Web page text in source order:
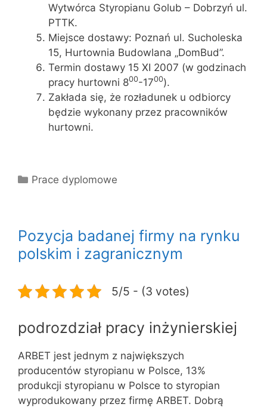
Wytwórca Styropianu Golub – Dobrzyń ul.
PTTK.
Miejsce dostawy: Poznań ul. Sucholeska
15, Hurtownia Budowlana „DomBud”.
Termin dostawy 15 XI 2007 (w godzinach
pracy hurtowni 800-1700).
Zakłada się, że rozładunek u odbiorcy
będzie wykonany przez pracowników
hurtowni.
Kategorie
Prace dyplomowe
Pozycja badanej firmy na rynku
polskim i zagranicznym
5/5 - (3 votes)
podrozdział pracy inżynierskiej
ARBET jest jednym z największych
producentów styropianu w Polsce, 13%
produkcji styropianu w Polsce to styropian
wyprodukowany przez firmę ARBET. Dobrą